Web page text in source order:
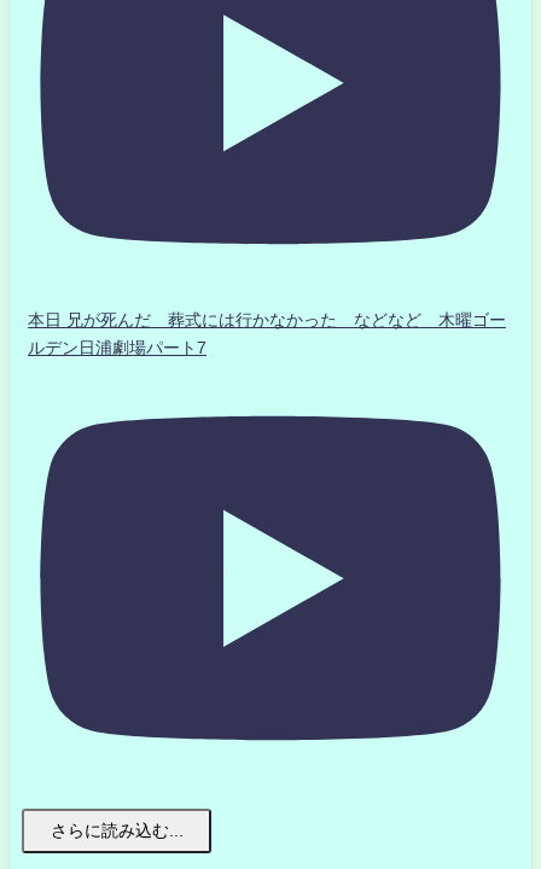
本日 兄が死んだ 葬式には行かなかった などなど 木曜ゴー
ルデン日浦劇場パート7
さらに読み込む...